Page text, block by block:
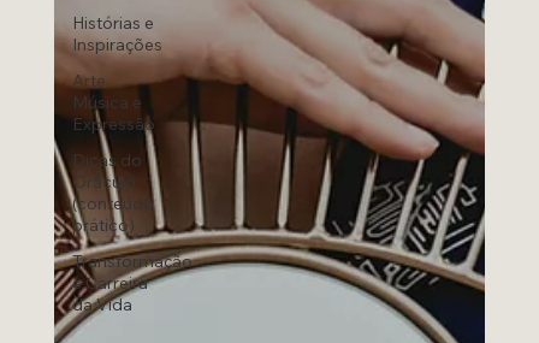
Histórias e
Inspirações
Arte,
Música e
Expressão
Dicas do
Oráculo
(conteúdo
prático)
Transformação
e Carreira
da Vida